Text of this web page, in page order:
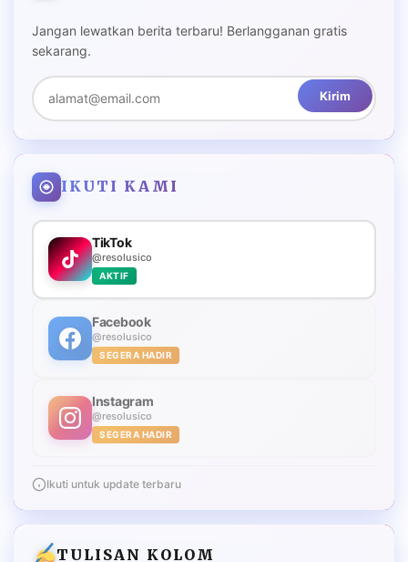
Jangan lewatkan berita terbaru! Berlangganan gratis
sekarang.
Kirim
IKUTI KAMI
TikTok
@resolusico
AKTIF
Facebook
@resolusico
SEGERA HADIR
Instagram
@resolusico
SEGERA HADIR
Ikuti untuk update terbaru
TULISAN KOLOM